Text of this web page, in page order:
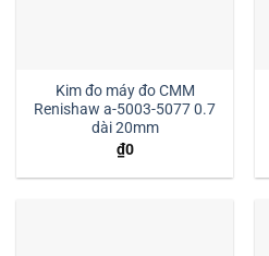
Kim đo máy đo CMM
Renishaw a-5003-5077 0.7
dài 20mm
₫0